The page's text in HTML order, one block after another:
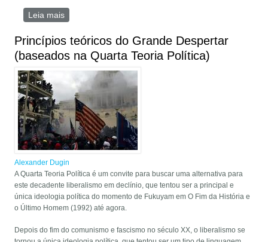
Leia mais
Princípios teóricos do Grande Despertar
(baseados na Quarta Teoria Política)
Alexander Dugin
A Quarta Teoria Política é um convite para buscar uma alternativa para
este decadente liberalismo em declínio, que tentou ser a principal e
única ideologia política do momento de Fukuyam em O Fim da História e
o Último Homem (1992) até agora.
Depois do fim do comunismo e fascismo no século XX, o liberalismo se